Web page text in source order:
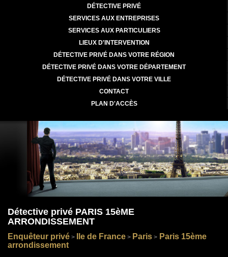
DÉTECTIVE PRIVÉ
SERVICES AUX ENTREPRISES
SERVICES AUX PARTICULIERS
LIEUX D'INTERVENTION
DÉTECTIVE PRIVÉ DANS VOTRE RÉGION
DÉTECTIVE PRIVÉ DANS VOTRE DÉPARTEMENT
DÉTECTIVE PRIVÉ DANS VOTRE VILLE
CONTACT
PLAN D'ACCÈS
Détective privé PARIS 15èME
ARRONDISSEMENT
Enquêteur privé > Ile de France > Paris > Paris 15ème
arrondissement